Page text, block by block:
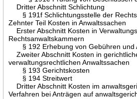
Dritter Abschnitt Schlichtung
§ 191f Schlichtungsstelle der
Zehnter Teil Kosten in Anwaltssachen
Erster Abschnitt Kosten in
Rechtsanwaltskammern
§ 192 Erhebung von Gebühren und
Zweiter Abschnitt Kosten in
verwaltungsrechtlichen Anwaltssachen
§ 193 Gerichtskosten
§ 194 Streitwert
Dritter Abschnitt Kosten im
Verfahren bei Anträgen auf